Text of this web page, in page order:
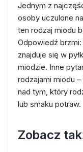
Jednym z
osoby uczulone
ten rodzaj miodu
Odpowiedź
znajduje się w
miodzie. Inne
rodzajami miodu
nad tym, który
lub smaku potraw.
Zobacz